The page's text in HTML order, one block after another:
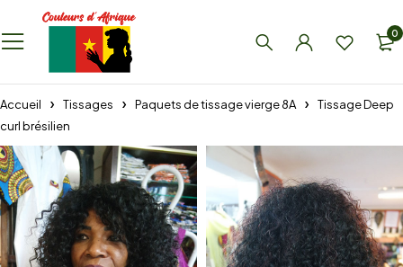
0
Accueil Tissages Paquets de tissage vierge 8A
Tissage Deep
curl brésilien